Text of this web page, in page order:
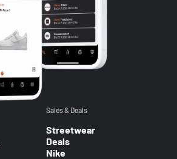
Sales & Deals
Streetwear
Deals
Nike